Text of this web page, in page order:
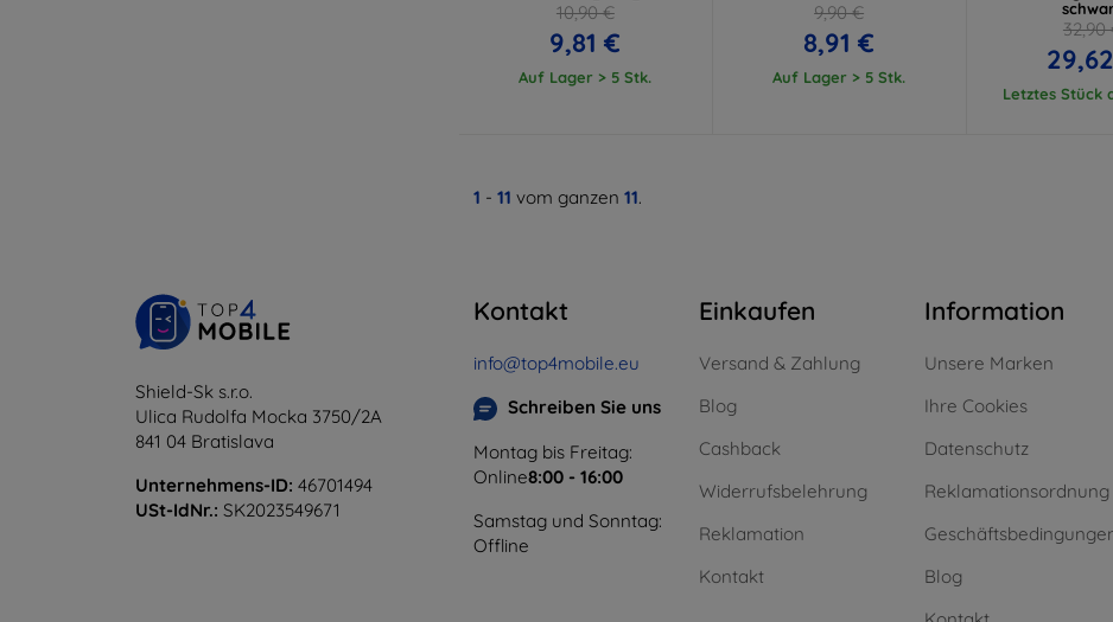
10,90 €
9,81 €
Auf Lager > 5 Stk.
9,90 €
8,91 €
Auf Lager > 5 Stk.
32,90
Letztes Stück
1 - 11 vom ganzen 11.
Shield-Sk s.r.o.
Ulica Rudolfa Mocka 3750/2A
841 04 Bratislava
Unternehmens-ID: 46701494
USt-IdNr.: SK2023549671
Kontakt
info@top4mobile.eu
Schreiben Sie uns
Montag bis Freitag:
Online8:00 - 16:00
Samstag und Sonntag:
Offline
Einkaufen
Versand & Zahlung
Blog
Cashback
Widerrufsbelehrung
Reklamation
Kontakt
Information
Unsere Marken
Ihre Cookies
Datenschutz
Reklamationsordnung
Blog